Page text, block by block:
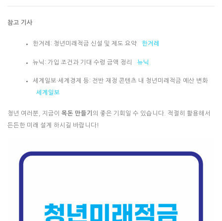
참고 기사
한겨레: 청년미래적금 신설 및 제도 요약 한겨레
뉴닉: 가입 조건과 기대 수령 금액 정리 뉴닉
세계일보·세계경제 등: 전반 재정 콘텐츠 내 청년미래적금 예산 변화
세계일보
청년 여러분, 지금이 목돈 만들기 의 좋은 기회일 수 있습니다. 적절히 활용해서
든든한 미래 설계 하시길 바랍니다!